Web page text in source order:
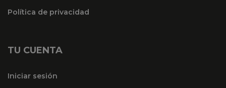
Política de privacidad
TU CUENTA
Iniciar sesión